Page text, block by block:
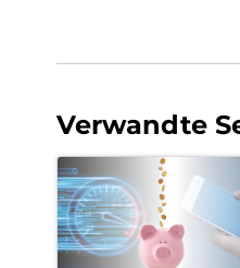
Verwandte